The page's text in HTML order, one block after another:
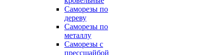
Саморезы по
дереву
Саморезы по
металлу
Саморезы с
прессшайбой